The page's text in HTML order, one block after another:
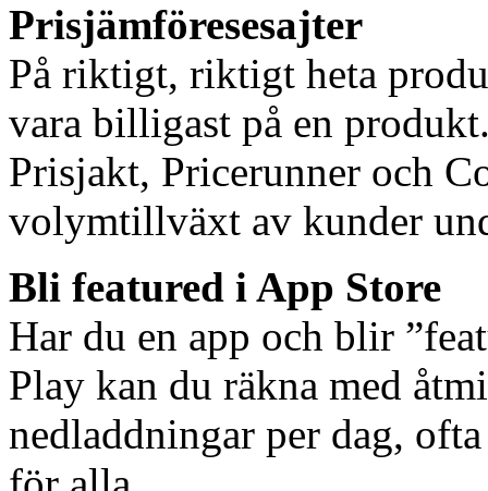
Prisjämföresesajter
På riktigt, riktigt heta
vara billigast på en
Prisjakt, Pricerunner och
volymtillväxt av kunder
Bli featured i App Store
Har du en app och blir
Play kan du räkna med
nedladdningar per dag,